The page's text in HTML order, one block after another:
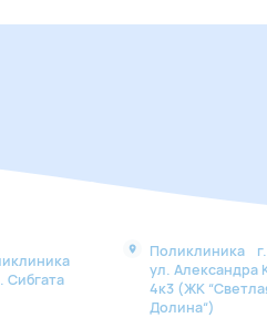
Сибгата
Поликлиника г.
ул. Александра
4к3 (ЖК
Долина“)